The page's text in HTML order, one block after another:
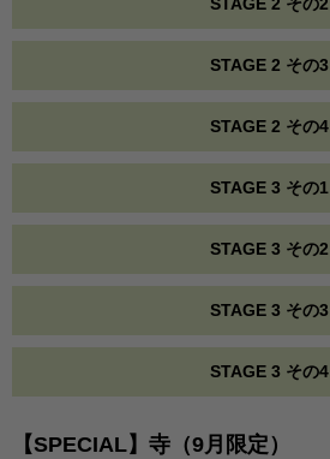
STAGE 2 その3
STAGE 2 その4
STAGE 3 その1
STAGE 3 その2
STAGE 3 その3
STAGE 3 その4
【SPECIAL】寺（9月限定）